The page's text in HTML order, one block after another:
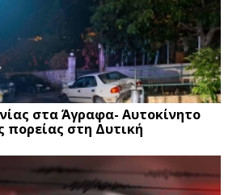
στα Άγραφα- Αυτοκίνητο
πορείας στη Δυτική